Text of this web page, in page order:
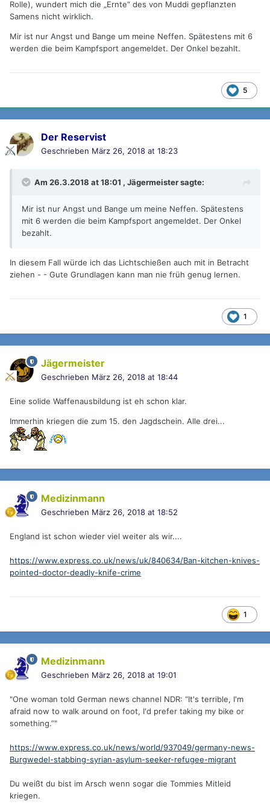
Rolle), wundert mich die „Ernte“ des von Muddi gepflanzten
Samens nicht wirklich.
Mir ist nur Angst und Bange um meine Neffen. Spätestens mit 6
werden die beim Kampfsport angemeldet. Der Onkel bezahlt.
5
Der Reservist
Geschrieben März 26, 2018 at 18:23
Am 26.3.2018 at 18:01 , Jägermeistersagte:
Mir ist nur Angst und Bange um meine Neffen. Spätestens
mit 6 werden die beim Kampfsport angemeldet. Der Onkel
bezahlt.
In diesem Fall würde ich das Lichtschießen auch mit in Betracht
ziehen - - Gute Grundlagen kann man nie früh genug lernen.
1
Jägermeister
Geschrieben März 26, 2018 at 18:44
Eine solide Waffenausbildung ist eh schon klar.
Immerhin kriegen die zum 15. den Jagdschein. Alle drei...
Medizinmann
Geschrieben März 26, 2018 at 18:52
England ist schon wieder viel weiter als wir....
https://www.express.co.uk/news/uk/840634/Ban-kitchen-knives-
pointed-doctor-deadly-knife-crime
1
Medizinmann
Geschrieben März 26, 2018 at 19:01
"One woman told German news channel NDR: “It's terrible, I'm
afraid now to walk around on foot, I'd prefer taking my bike or
something.”"
https://www.express.co.uk/news/world/937049/germany-news-
Burgwedel-stabbing-syrian-asylum-seeker-refugee-migrant
Du weißt du bist im Arsch wenn sogar die Tommies Mitleid
kriegen.